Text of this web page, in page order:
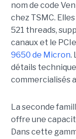
nom de code
chez TSMC.
521 threads,
canaux et le
9650 de Micron.
détails
commercialisés
La seconde
offre une
Dans cette